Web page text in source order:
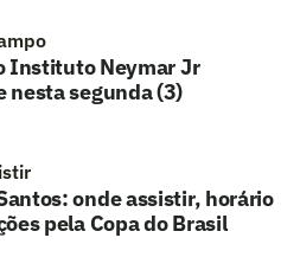
Instituto Neymar Jr
nesta segunda (3)
onde assistir, horário
pela Copa do Brasil